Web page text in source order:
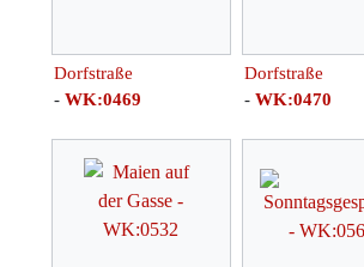
Dorfstraße
- WK:0469
Dorfstraße
- WK:0470